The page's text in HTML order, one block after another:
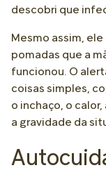
descobri que
Mesmo assim,
pomadas que a
funcionou. O
coisas simples,
o inchaço, o
a gravidade da